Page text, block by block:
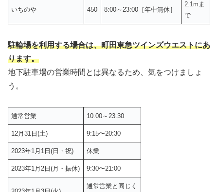
いちのや 450 8:00～23:00［年中無休］
2.1mま
で
駐輪場を利用する場合は、町田東急ツインズウエストにあ
ります。
地下駐車場の営業時間とは異なるため、気をつけましょ
う。
通常営業 10:00～23:30
12月31日(土) 9:15〜20:30
2023年1月1日(日・祝) 休業
2023年1月2日(月・振休) 9:30〜21:00
通常営業と同じく